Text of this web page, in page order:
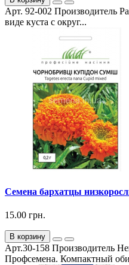
Арт. 92-002 Производитель
виде куста с округ...
Семена бархатцы
15.00 грн.
В корзину
Арт.30-158 Производитель
Профсемена. Компактный